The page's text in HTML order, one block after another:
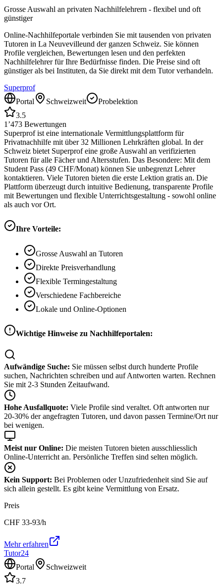
Grosse Auswahl an privaten Nachhilfelehrern - flexibel und oft
günstiger
Online-Nachhilfeportale verbinden Sie mit tausenden von privaten
Tutoren in La Neuvevilleund der ganzen Schweiz. Sie können
Profile vergleichen, Bewertungen lesen und den perfekten
Nachhilfelehrer für Ihre Bedürfnisse finden. Die Preise sind oft
günstiger als bei Instituten, da Sie direkt mit dem Tutor verhandeln.
Superprof
Portal
Schweizweit
Probelektion
3.5
1’473 Bewertungen
Superprof ist eine internationale Vermittlungsplattform für
Privatnachhilfe mit über 32 Millionen Lehrkräften global. In der
Schweiz bietet Superprof eine große Auswahl an verifizierten
Tutoren für alle Fächer und Altersstufen. Das Besondere: Mit dem
Student Pass (49 CHF/Monat) können Sie unbegrenzt Lehrer
kontaktieren. Viele Tutoren bieten die erste Lektion gratis an. Die
Plattform überzeugt durch intuitive Bedienung, transparente Profile
mit Bewertungen und flexible Unterrichtsgestaltung - sowohl online
als auch vor Ort.
Ihre Vorteile:
Grosse Auswahl an Tutoren
Direkte Preisverhandlung
Flexible Termingestaltung
Verschiedene Fachbereiche
Lokale und Online-Optionen
Wichtige Hinweise zu Nachhilfeportalen:
Aufwändige Suche: Sie müssen selbst durch hunderte Profile
suchen, Nachrichten schreiben und auf Antworten warten. Rechnen
Sie mit 2-3 Stunden Zeitaufwand.
Hohe Ausfallquote: Viele Profile sind veraltet. Oft antworten nur
20-30% der angefragten Tutoren, und davon passen Termine/Ort nur
bei wenigen.
Meist nur Online: Die meisten Tutoren bieten ausschliesslich
Online-Unterricht an. Persönliche Treffen sind selten möglich.
Kein Support: Bei Problemen oder Unzufriedenheit sind Sie auf
sich allein gestellt. Es gibt keine Vermittlung von Ersatz.
Preis
CHF 33-93/h
Mehr erfahren
Tutor24
Portal
Schweizweit
3.7